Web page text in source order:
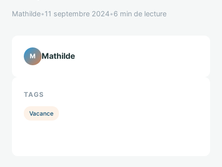
Mathilde•11 septembre 2024•6 min de lecture
M Mathilde
TAGS
Vacance